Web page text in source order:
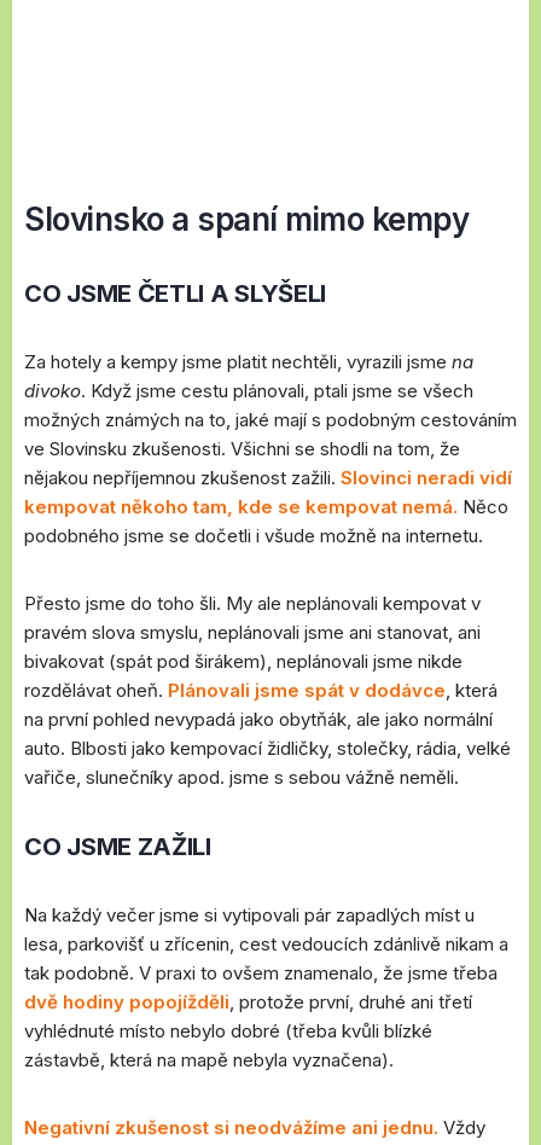
Slovinsko a spaní mimo kempy
CO JSME ČETLI A SLYŠELI
Za hotely a kempy jsme platit nechtěli, vyrazili jsme na
divoko. Když jsme cestu plánovali, ptali jsme se všech
možných známých na to, jaké mají s podobným cestováním
ve Slovinsku zkušenosti. Všichni se shodli na tom, že
nějakou nepříjemnou zkušenost zažili. Slovinci neradi vidí
kempovat někoho tam, kde se kempovat nemá. Něco
podobného jsme se dočetli i všude možně na internetu.
Přesto jsme do toho šli. My ale neplánovali kempovat v
pravém slova smyslu, neplánovali jsme ani stanovat, ani
bivakovat (spát pod širákem), neplánovali jsme nikde
rozdělávat oheň. Plánovali jsme spát v dodávce, která
na první pohled nevypadá jako obytňák, ale jako normální
auto. Blbosti jako kempovací židličky, stolečky, rádia, velké
vařiče, slunečníky apod. jsme s sebou vážně neměli.
CO JSME ZAŽILI
Na každý večer jsme si vytipovali pár zapadlých míst u
lesa, parkovišť u zřícenin, cest vedoucích zdánlivě nikam a
tak podobně. V praxi to ovšem znamenalo, že jsme třeba
dvě hodiny popojížděli, protože první, druhé ani třetí
vyhlédnuté místo nebylo dobré (třeba kvůli blízké
zástavbě, která na mapě nebyla vyznačena).
Negativní zkušenost si neodvážíme ani jednu. Vždy